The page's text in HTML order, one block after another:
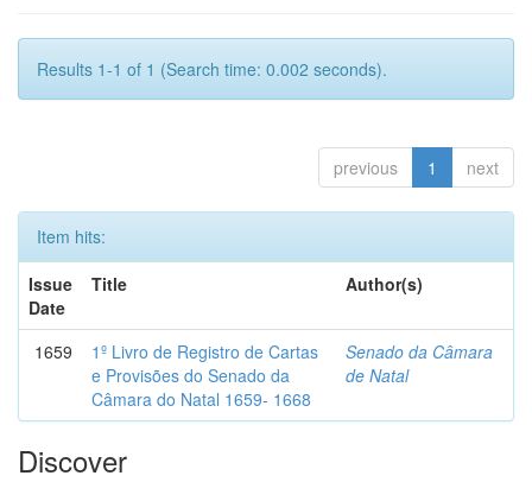
Results 1-1 of 1 (Search time: 0.002 seconds).
previous 1 next
Item hits:
Issue
Date
Title Author(s)
1659
1º Livro de Registro de Cartas
e Provisões do Senado da
Câmara do Natal 1659- 1668
Senado da Câmara
de Natal
Discover